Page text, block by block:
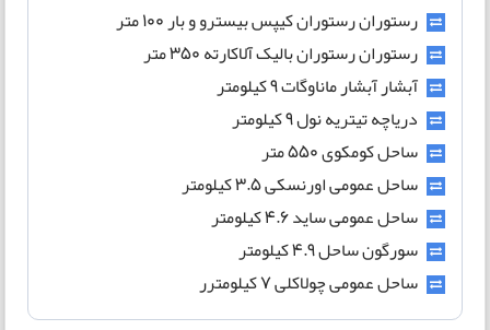
رستوران رستوران کیپس بیسترو و بار 100 متر
رستوران رستوران بالیک آلاکارته 350 متر
آبشار آبشار ماناوگات 9 کیلومتر
دریاچه تیتریه نول 9 کیلومتر
ساحل کومکوی 550 متر
ساحل عمومی اورنسکی 3.5 کیلومتر
ساحل عمومی ساید 4.6 کیلومتر
سورگون ساحل ۴.۹ کیلومتر
ساحل عمومی چولاکلی ۷ کیلومترر